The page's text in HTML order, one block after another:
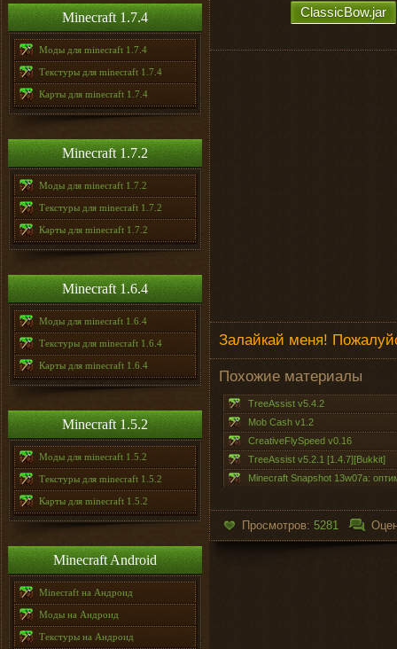
Minecraft 1.7.4
Моды для minecraft 1.7.4
Текстуры для minecraft 1.7.4
Карты для minecraft 1.7.4
Minecraft 1.7.2
Моды для minecraft 1.7.2
Текстуры для minecraft 1.7.2
Карты для minecraft 1.7.2
Minecraft 1.6.4
Моды для minecraft 1.6.4
Текстуры для minecraft 1.6.4
Карты для minecraft 1.6.4
Minecraft 1.5.2
Моды для minecraft 1.5.2
Текстуры для minecraft 1.5.2
Карты для minecraft 1.5.2
Minecraft Android
Minecraft на Андроид
Моды на Андроид
Текстуры на Андроид
ClassicBow.jar
Залайкай меня!
Похожие материалы
TreeAssist v5.4.2
Mob Cash v1.2
CreativeFlySpeed v0.16
TreeAssist v5.2.1 [1.4.7][Bukkit]
Minecraft Snapshot 13w07a:
Просмотров: 5281